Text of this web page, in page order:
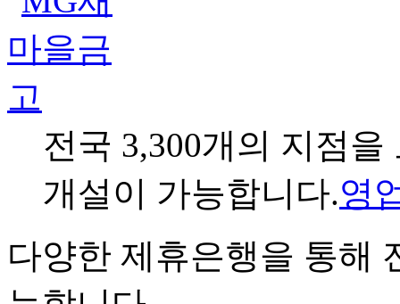
전국 3,300개의 지점
개설이 가능합니다.영
다양한 제휴은행을 통해